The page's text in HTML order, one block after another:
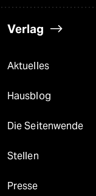
Verlag
Aktuelles
Hausblog
Die Seitenwende
Stellen
Presse